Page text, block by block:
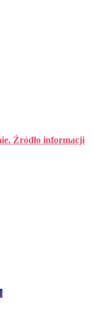
Źródło informacji